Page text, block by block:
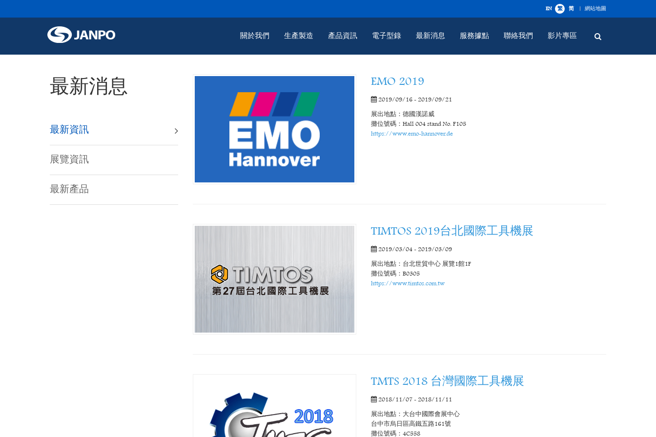
EN 繁 简 網站地圖
關於我們 生產製造 產品資訊 電子型錄 最新消息 服務據點 聯絡我們 影片專區
最新消息
最新資訊
展覽資訊
最新產品
EMO 2019
2019/09/16 - 2019/09/21
展出地點：德國漢諾威
攤位號碼：Hall 004 stand No. F105
https://www.emo-hannover.de
TIMTOS 2019台北國際工具機展
2019/03/04 - 2019/03/09
展出地點：台北世貿中心 展覽1館1F
攤位號碼：B0305
https://www.timtos.com.tw
TMTS 2018 台灣國際工具機展
2018/11/07 - 2018/11/11
展出地點：大台中國際會展中心
台中市烏日區高鐵五路161號
攤位號碼：4C558